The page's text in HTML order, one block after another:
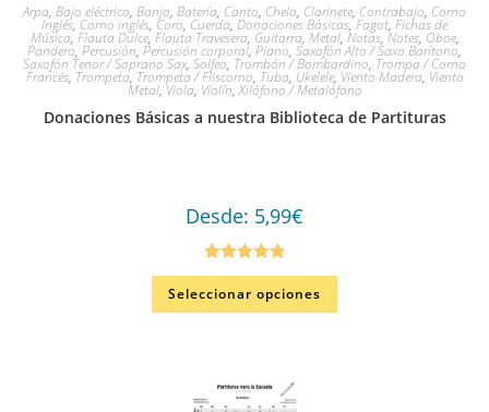
Arpa, Bajo eléctrico, Banjo, Batería, Canto, Chelo, Clarinete, Contrabajo, Corno
Inglés, Corno inglés, Coro, Cuerda, Donaciones Básicas,Fagot, Fichas de
Música,Flauta Dulce, Flauta Travesera, Guitarra, Metal, Notas, Notes, Oboe,
Pandero, Percusión, Percusión corporal, Piano, Saxofón Alto / Saxo Barítono,
Saxofón Tenor / Soprano Sax, Solfeo, Trombón / Bombardino, Trompa / Corno
Francés, Trompeta, Trompeta / Fliscorno, Tuba, Ukelele, Viento Madera, Viento
Metal, Viola, Violín,Xilófono / Metalófono
Donaciones Básicas a nuestra Biblioteca de Partituras
Desde: 5,99€
Valorado en
4.86de 5
Seleccionar opciones